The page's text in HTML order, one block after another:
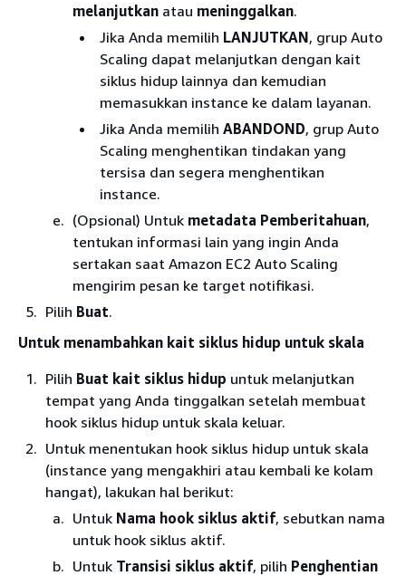
melanjutkan atau meninggalkan.
Jika Anda memilih LANJUTKAN, grup Auto
Scaling dapat melanjutkan dengan kait
siklus hidup lainnya dan kemudian
memasukkan instance ke dalam layanan.
Jika Anda memilih ABANDOND, grup Auto
Scaling menghentikan tindakan yang
tersisa dan segera menghentikan
instance.
(Opsional) Untuk metadata Pemberitahuan,
tentukan informasi lain yang ingin Anda
sertakan saat Amazon EC2 Auto Scaling
mengirim pesan ke target notifikasi.
Pilih Buat.
Untuk menambahkan kait siklus hidup untuk skala
Pilih Buat kait siklus hidup untuk melanjutkan
tempat yang Anda tinggalkan setelah membuat
hook siklus hidup untuk skala keluar.
Untuk menentukan hook siklus hidup untuk skala
(instance yang mengakhiri atau kembali ke kolam
hangat), lakukan hal berikut:
Untuk Nama hook siklus aktif, sebutkan nama
untuk hook siklus aktif.
Untuk Transisi siklus aktif, pilih Penghentian